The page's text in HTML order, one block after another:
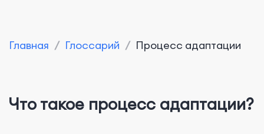
Главная / Глоссарий / Процесс адаптации
Что такое процесс адаптации?